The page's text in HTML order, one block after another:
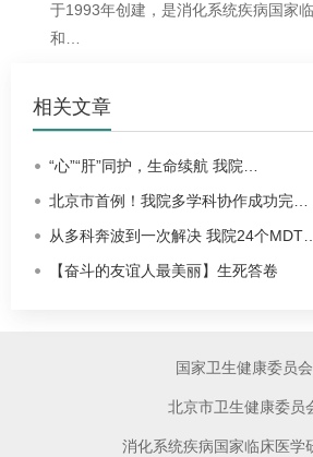
于1993年创建，是消化系统疾病国家
和…
相关文章
“心”“肝”同护，生命续航 我院…
北京市首例！我院多学科协作成功完…
从多科奔波到一次解决 我院24个MDT…
【奋斗的友谊人最美丽】生死答卷
国家卫生健康委员会
北京市卫生健康委员
消化系统疾病国家临床医学